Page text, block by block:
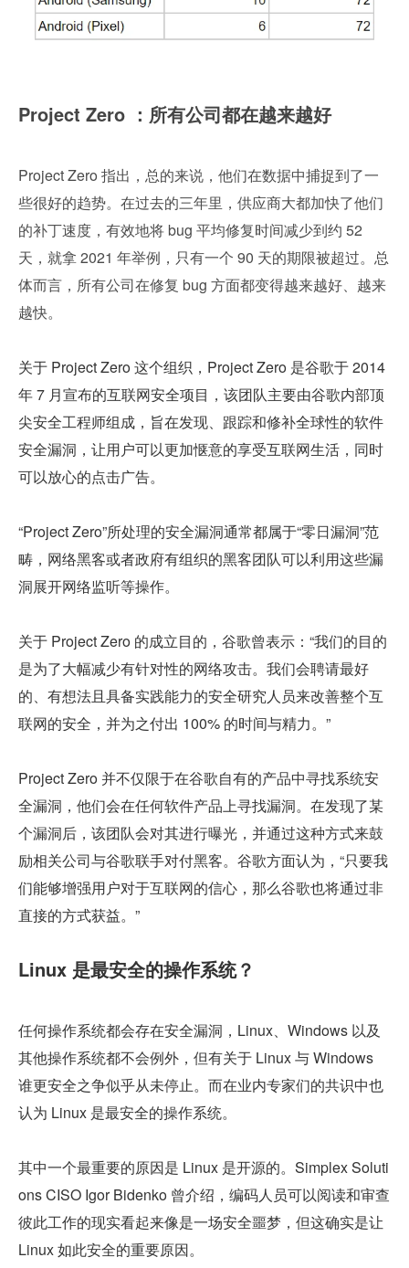
Project Zero ：所有公司都在越来越好
Project Zero 指出，总的来说，他们在数据中捕捉到了一
些很好的趋势。在过去的三年里，供应商大都加快了他们
的补丁速度，有效地将 bug 平均修复时间减少到约 52
天，就拿 2021 年举例，只有一个 90 天的期限被超过。总
体而言，所有公司在修复 bug 方面都变得越来越好、越来
越快。
关于 Project Zero 这个组织，Project Zero 是谷歌于 2014
年 7 月宣布的互联网安全项目，该团队主要由谷歌内部顶
尖安全工程师组成，旨在发现、跟踪和修补全球性的软件
安全漏洞，让用户可以更加惬意的享受互联网生活，同时
可以放心的点击广告。
“Project Zero”所处理的安全漏洞通常都属于“零日漏洞”范
畴，网络黑客或者政府有组织的黑客团队可以利用这些漏
洞展开网络监听等操作。
关于 Project Zero 的成立目的，谷歌曾表示：“我们的目的
是为了大幅减少有针对性的网络攻击。我们会聘请最好
的、有想法且具备实践能力的安全研究人员来改善整个互
联网的安全，并为之付出 100% 的时间与精力。”
Project Zero 并不仅限于在谷歌自有的产品中寻找系统安
全漏洞，他们会在任何软件产品上寻找漏洞。在发现了某
个漏洞后，该团队会对其进行曝光，并通过这种方式来鼓
励相关公司与谷歌联手对付黑客。谷歌方面认为，“只要我
们能够增强用户对于互联网的信心，那么谷歌也将通过非
直接的方式获益。”
Linux 是最安全的操作系统？
任何操作系统都会存在安全漏洞，Linux、Windows 以及
其他操作系统都不会例外，但有关于 Linux 与 Windows
谁更安全之争似乎从未停止。而在业内专家们的共识中也
认为 Linux 是最安全的操作系统。
其中一个最重要的原因是 Linux 是开源的。Simplex Soluti
ons CISO Igor Bidenko 曾介绍，编码人员可以阅读和审查
彼此工作的现实看起来像是一场安全噩梦，但这确实是让
Linux 如此安全的重要原因。